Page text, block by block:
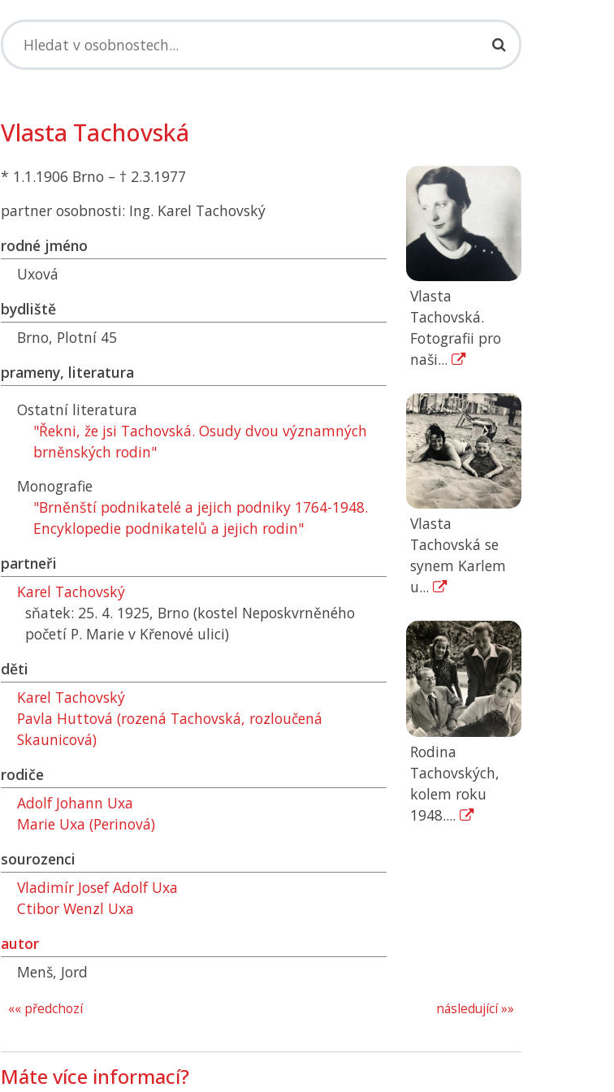
Vlasta Tachovská
* 1.1.1906 Brno – † 2.3.1977
partner osobnosti: Ing. Karel Tachovský
rodné jméno
Uxová
bydliště
Brno, Plotní 45
prameny, literatura
Ostatní literatura
"Řekni, že jsi Tachovská. Osudy dvou významných
brněnských rodin"
Monografie
"Brněnští podnikatelé a jejich podniky 1764-1948.
Encyklopedie podnikatelů a jejich rodin"
partneři
Karel Tachovský
sňatek: 25. 4. 1925, Brno (kostel Neposkvrněného
početí P. Marie v Křenové ulici)
děti
Karel Tachovský
Pavla Huttová (rozená Tachovská, rozloučená
Skaunicová)
rodiče
Adolf Johann Uxa
Marie Uxa (Perinová)
sourozenci
Vladimír Josef Adolf Uxa
Ctibor Wenzl Uxa
autor
Menš, Jord
Vlasta
Tachovská.
Fotografii pro
naši...
Vlasta
Tachovská se
synem Karlem
u...
Rodina
Tachovských,
kolem roku
1948....
následující »»
«« předchozí
Máte více informací?